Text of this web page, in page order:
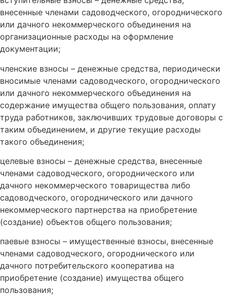
внесенные членами садоводческого, огороднического
или дачного некоммерческого объединения на
организационные расходы на оформление
документации;
членские взносы – денежные средства, периодически
вносимые членами садоводческого, огороднического
или дачного некоммерческого объединения на
содержание имущества общего пользования, оплату
труда работников, заключивших трудовые договоры с
таким объединением, и другие текущие расходы
такого объединения;
целевые взносы – денежные средства, внесенные
членами садоводческого, огороднического или
дачного некоммерческого товарищества либо
садоводческого, огороднического или дачного
некоммерческого партнерства на приобретение
(создание) объектов общего пользования;
паевые взносы – имущественные взносы, внесенные
членами садоводческого, огороднического или
дачного потребительского кооператива на
приобретение (создание) имущества общего
пользования;